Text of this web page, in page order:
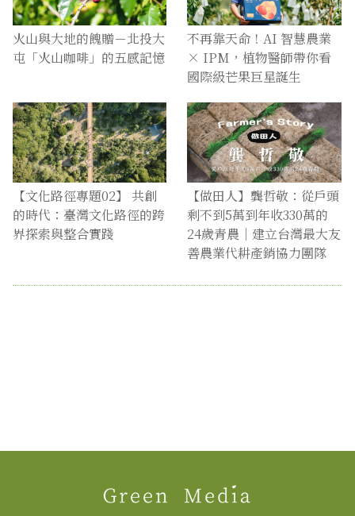
火山與大地的餽贈－北投大
屯「火山咖啡」的五感記憶
不再靠天命！AI 智慧農業
× IPM，植物醫師帶你看
國際級芒果巨星誕生
【文化路徑專題02】 共創
的時代：臺灣文化路徑的跨
界探索與整合實踐
【做田人】龔哲敬：從戶頭
剩不到5萬到年收330萬的
24歲青農｜建立台灣最大友
善農業代耕產銷協力團隊